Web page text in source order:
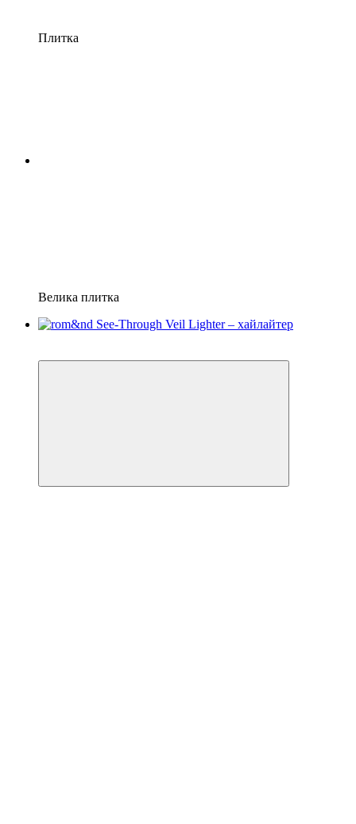
Плитка
Велика плитка